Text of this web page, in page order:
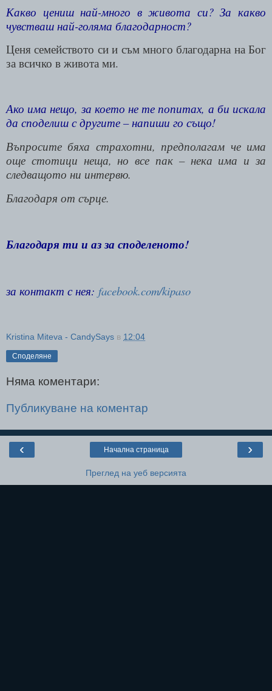
Какво цениш най-много в живота си? За какво
чувстваш най-голяма благодарност?
Ценя семейството си и съм много благодарна на Бог
за всичко в живота ми.
Ако има нещо, за което не те попитах, а би искала
да споделиш с другите – напиши го също!
Въпросите бяха страхотни, предполагам че има
още стотици неща, но все пак – нека има и за
следващото ни интервю.
Благодаря от сърце.
Благодаря ти и аз за споделеното!
за контакт с нея: facebook.com/kipaso
Kristina Miteva - CandySays в 12:04
Споделяне
Няма коментари:
Публикуване на коментар
‹ ›
Начална страница
Преглед на уеб версията